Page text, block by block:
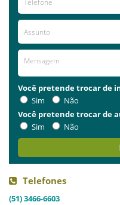
Você pretende trocar de
Sim
Não
Você pretende trocar de
Sim
Não
Telefones
(51) 3466-6603